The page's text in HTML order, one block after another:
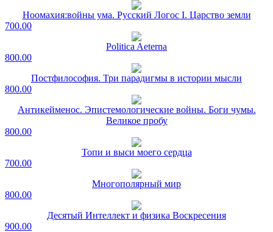
Ноомахия:войны ума. Русский Логос I. Царство земли
700.00
Politica Aeterna
800.00
Постфилософия. Три парадигмы в истории мысли
800.00
Антикейменос. Эпистемологические войны. Боги чумы.
Великое пробу
800.00
Топи и выси моего сердца
700.00
Многополярный мир
800.00
Десятый Интеллект и физика Воскресения
900.00